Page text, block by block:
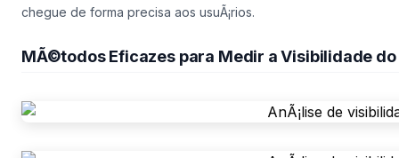
chegue de forma precisa aos usuÃ¡rios.
MÃ©todos Eficazes para Medir a Visibilidade do